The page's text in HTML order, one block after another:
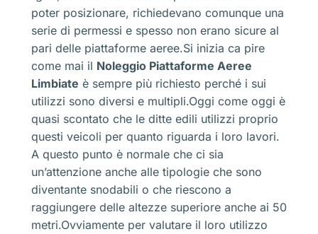
poter posizionare, richiedevano comunque una
serie di permessi e spesso non erano sicure al
pari delle piattaforme aeree.Si inizia ca pire
come mai il Noleggio Piattaforme Aeree
Limbiate è sempre più richiesto perché i sui
utilizzi sono diversi e multipli.Oggi come oggi è
quasi scontato che le ditte edili utilizzi proprio
questi veicoli per quanto riguarda i loro lavori.
A questo punto è normale che ci sia
un’attenzione anche alle tipologie che sono
diventante snodabili o che riescono a
raggiungere delle altezze superiore anche ai 50
metri.Ovviamente per valutare il loro utilizzo